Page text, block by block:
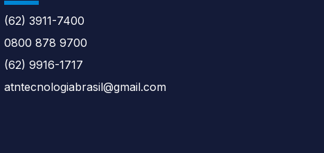
(62) 3911-7400
0800 878 9700
(62) 9916-1717
atntecnologiabrasil@gmail.com